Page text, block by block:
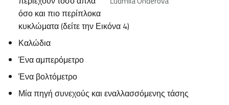
όσο και πιο περίπλοκα
κυκλώματα (δείτε την Εικόνα 4)
Καλώδια
Ένα αμπερόμετρο
Ένα βολτόμετρο
Μία πηγή συνεχούς και εναλλασσόμενης τάσης